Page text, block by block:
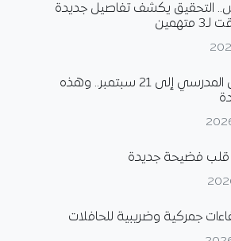
التحقيق يكشف تفاصيل جديدة
تأجيل الدخول المدرسي إلى 21 سبتمبر.. وهذه
قلب فضيحة جديدة
جمركية وضريبية للحافلات